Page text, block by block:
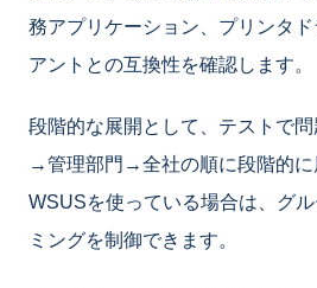
務アプリケーション、プリンタ
アントとの互換性を確認します。
段階的な展開として、テストで
→管理部門→全社の順に段階的に
WSUSを使っている場合は、グ
ミングを制御できます。